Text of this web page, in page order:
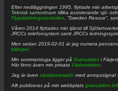
Efter nedläggningen 1995, flyttade min
Teknisk samordnare tillika assisterande sjö-
Flygräddningscentralen , ”Sweden Rescue”,
Våren 2014 flyttades min tjänst till
JRCCs telefonsystem samt JRCCs
Men sedan 2019-02-01 är jag numera
bildspel.
Min sommarstuga ligger på Granudden i
Här finns även min privata Väderstation
Jag är även sändareamatörmed anropssignal
Allt publiceras på min webbplats